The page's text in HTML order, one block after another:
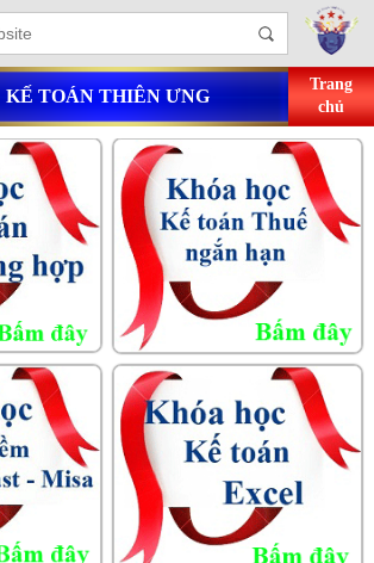
KẾ TOÁN THIÊN ƯNG
Trang
chủ